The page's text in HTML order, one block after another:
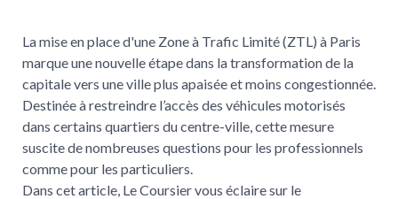
La mise en place d'une Zone à Trafic Limité (ZTL) à Paris
marque une nouvelle étape dans la transformation de la
capitale vers une ville plus apaisée et moins congestionnée.
Destinée à restreindre l’accès des véhicules motorisés
dans certains quartiers du centre-ville, cette mesure
suscite de nombreuses questions pour les professionnels
comme pour les particuliers.
Dans cet article, Le Coursier vous éclaire sur le